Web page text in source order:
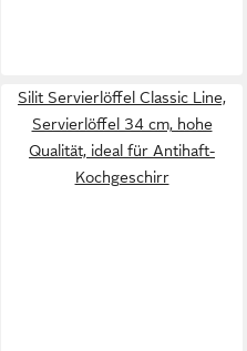
Silit Servierlöffel Classic Line,
Servierlöffel 34 cm, hohe
Qualität, ideal für Antihaft-
Kochgeschirr